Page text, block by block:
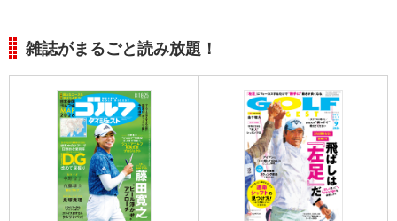
雑誌がまるごと読み放題！